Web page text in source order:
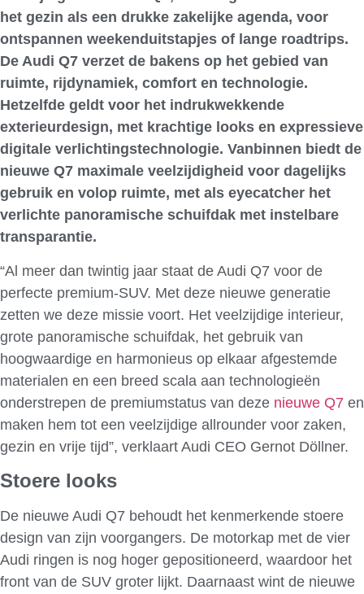
het gezin als een drukke zakelijke agenda, voor
ontspannen weekenduitstapjes of lange roadtrips.
De Audi Q7 verzet de bakens op het gebied van
ruimte, rijdynamiek, comfort en technologie.
Hetzelfde geldt voor het indrukwekkende
exterieurdesign, met krachtige looks en expressieve
digitale verlichtingstechnologie. Vanbinnen biedt de
nieuwe Q7 maximale veelzijdigheid voor dagelijks
gebruik en volop ruimte, met als eyecatcher het
verlichte panoramische schuifdak met instelbare
transparantie.
“Al meer dan twintig jaar staat de Audi Q7 voor de
perfecte premium-SUV. Met deze nieuwe generatie
zetten we deze missie voort. Het veelzijdige interieur,
grote panoramische schuifdak, het gebruik van
hoogwaardige en harmonieus op elkaar afgestemde
materialen en een breed scala aan technologieën
onderstrepen de premiumstatus van deze nieuwe Q7 en
maken hem tot een veelzijdige allrounder voor zaken,
gezin en vrije tijd”, verklaart Audi CEO Gernot Döllner.
Stoere looks
De nieuwe Audi Q7 behoudt het kenmerkende stoere
design van zijn voorgangers. De motorkap met de vier
Audi ringen is nog hoger gepositioneerd, waardoor het
front van de SUV groter lijkt. Daarnaast wint de nieuwe